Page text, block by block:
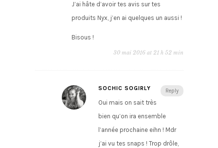
J’ai hâte d’avoir tes avis sur tes
produits Nyx, j’en ai quelques un aussi !
Bisous !
30 mai 2016 at 21 h 52 min
Reply
SOCHIC SOGIRLY
Oui mais on sait très
bien qu’on ira ensemble
l’année prochaine eihn ! Mdr
j’ai vu tes snaps ! Trop drôle,